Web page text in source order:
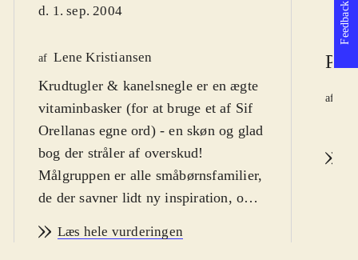
d. 1. sep. 2004
af Lene Kristiansen
Krudtugler & kanelsnegle er en ægte
vitaminbasker (for at bruge et af Sif
Orellanas egne ord) - en skøn og glad
bog der stråler af overskud!
Målgruppen er alle småbørnsfamilier,
de der savner lidt ny inspiration, og
er for nedadgående og hvor et kærligt
Læs hele vurderingen
af
Feedback